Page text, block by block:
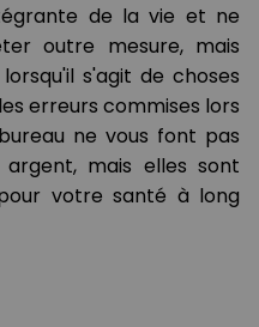
de la vie et ne
outre mesure, mais
s'agit de choses
erreurs commises lors
ne vous font pas
mais elles sont
votre santé à long